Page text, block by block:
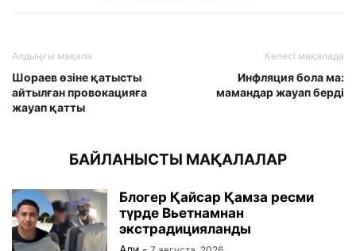
Алдыңғы мақала
Шораев өзіне қатысты
айтылған провокацияға
жауап қатты
Келесі мақалада
Инфляция бола ма:
мамандар жауап берді
БАЙЛАНЫСТЫ МАҚАЛАЛАР
Блогер Қайсар Қамза ресми
түрде Вьетнамнан
экстрадицияланды